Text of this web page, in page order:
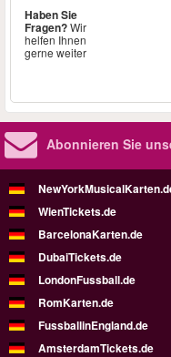
Haben Sie
Fragen?Wir
helfen Ihnen
gerne weiter
Abonnieren Sie
WienTickets.de
BarcelonaKarten.de
DubaiTickets.de
LondonFussball.de
RomKarten.de
FussballinEngland.de
AmsterdamTickets.de